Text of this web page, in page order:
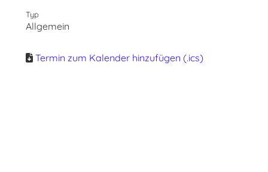
Typ
Allgemein
Termin zum Kalender hinzufügen (.ics)